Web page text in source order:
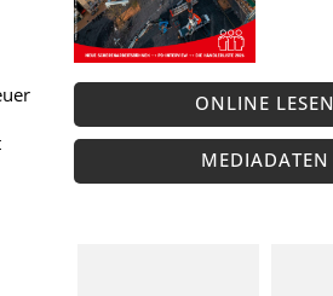
ONLINE LESEN
MEDIADATEN